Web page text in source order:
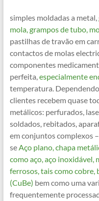
simples moldadas a metal,
mola,grampos de tubo,
pastilhas de travão em
contactos de molas
componentes
perfeita,especialmente
temperatura.
clientes recebem quase
metálicos: perfurados,
soldados, rebitados,
em conjuntos complexos
seAço plano, chapa
como aço, aço inoxidável,
ferrosos, tais como cobre,
(CuBe) bem como uma
frequentemente